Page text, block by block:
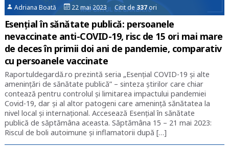
Adriana Boată 22 mai 2023 Citit de337ori
Esențial în sănătate publică: persoanele
nevaccinate anti-COVID-19, risc de 15 ori mai mare
de deces în primii doi ani de pandemie, comparativ
cu persoanele vaccinate
Raportuldegardă.ro prezintă seria „Esențial COVID-19 și alte
amenințări de sănătate publică” – sinteza știrilor care chiar
contează pentru controlul și limitarea impactului pandemiei
Covid-19, dar și al altor patogeni care amenință sănătatea la
nivel local și internațional. Accesează Esențial în sănătate
publică de săptămâna aceasta. Săptămâna 15 – 21 mai 2023:
Riscul de boli autoimune și inflamatorii după […]